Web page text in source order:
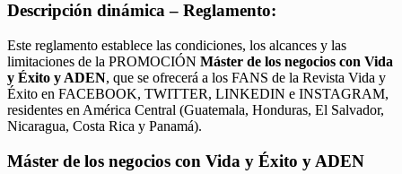
Descripción dinámica – Reglamento:
Este reglamento establece las condiciones, los alcances y las
limitaciones de la PROMOCIÓN Máster de los negocios con Vida
y Éxito y ADEN, que se ofrecerá a los FANS de la Revista Vida y
Éxito en FACEBOOK, TWITTER, LINKEDIN e INSTAGRAM,
residentes en América Central (Guatemala, Honduras, El Salvador,
Nicaragua, Costa Rica y Panamá).
Máster de los negocios con Vida y Éxito y ADEN